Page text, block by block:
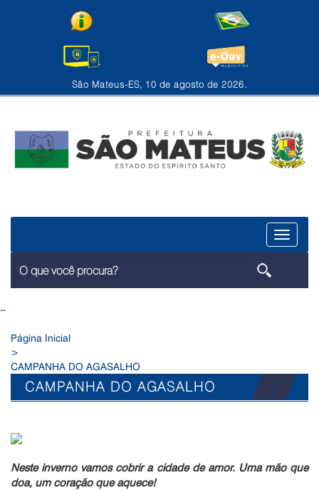
São Mateus-ES, 10 de agosto de 2026.
Menu
--
Página Inicial
>
CAMPANHA DO AGASALHO
CAMPANHA DO AGASALHO
Neste inverno vamos cobrir a cidade de amor. Uma mão que
doa, um coração que aquece!